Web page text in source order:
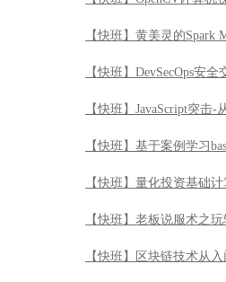
【快班】黄美灵的Spark
【快班】DevSecOps安
【快班】JavaScript突击
【快班】基于案例学习
【快班】量化投资基础
【快班】老板说服术之
【快班】区块链技术从